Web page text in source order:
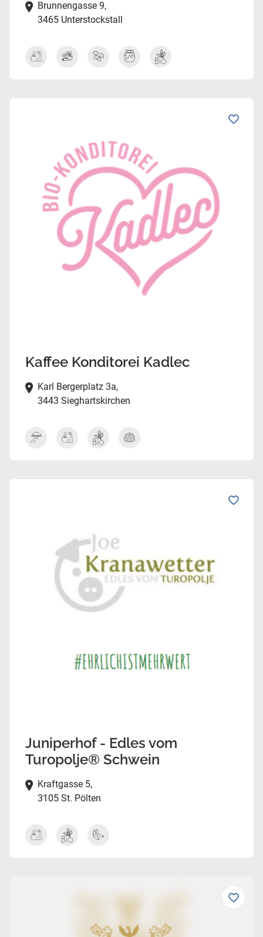
Brunnengasse 9,
3465 Unterstockstall
Kaffee Konditorei Kadlec
Karl Bergerplatz 3a,
3443 Sieghartskirchen
Juniperhof - Edles vom
Turopolje® Schwein
Kraftgasse 5,
3105 St. Pölten